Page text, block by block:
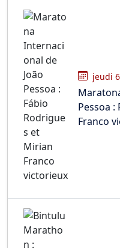
jeudi
Pessoa
Franco